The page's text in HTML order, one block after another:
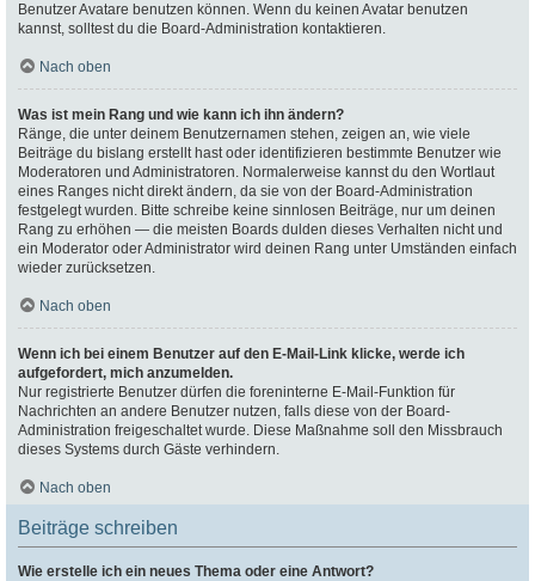
Benutzer Avatare benutzen können. Wenn du keinen Avatar benutzen
kannst, solltest du die Board-Administration kontaktieren.
Nach oben
Was ist mein Rang und wie kann ich ihn ändern?
Ränge, die unter deinem Benutzernamen stehen, zeigen an, wie viele
Beiträge du bislang erstellt hast oder identifizieren bestimmte Benutzer wie
Moderatoren und Administratoren. Normalerweise kannst du den Wortlaut
eines Ranges nicht direkt ändern, da sie von der Board-Administration
festgelegt wurden. Bitte schreibe keine sinnlosen Beiträge, nur um deinen
Rang zu erhöhen — die meisten Boards dulden dieses Verhalten nicht und
ein Moderator oder Administrator wird deinen Rang unter Umständen einfach
wieder zurücksetzen.
Nach oben
Wenn ich bei einem Benutzer auf den E-Mail-Link klicke, werde ich
aufgefordert, mich anzumelden.
Nur registrierte Benutzer dürfen die foreninterne E-Mail-Funktion für
Nachrichten an andere Benutzer nutzen, falls diese von der Board-
Administration freigeschaltet wurde. Diese Maßnahme soll den Missbrauch
dieses Systems durch Gäste verhindern.
Nach oben
Beiträge schreiben
Wie erstelle ich ein neues Thema oder eine Antwort?